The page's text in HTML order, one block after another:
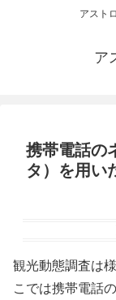
アスト
ア
携帯電話の
タ）を用い
観光動態調査は
こでは携帯電話